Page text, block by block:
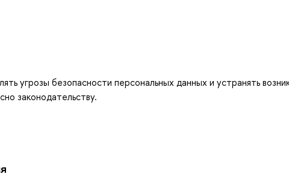
угрозы безопасности персональных данных и устранять
законодательству.